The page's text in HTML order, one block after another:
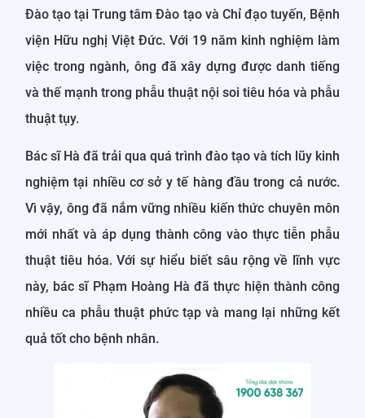
Đào tạo tại Trung tâm Đào tạo và Chỉ đạo tuyến, Bệnh
viện Hữu nghị Việt Đức. Với 19 năm kinh nghiệm làm
việc trong ngành, ông đã xây dựng được danh tiếng
và thế mạnh trong phẫu thuật nội soi tiêu hóa và phẫu
thuật tụy.
Bác sĩ Hà đã trải qua quá trình đào tạo và tích lũy kinh
nghiệm tại nhiều cơ sở y tế hàng đầu trong cả nước.
Vì vậy, ông đã nắm vững nhiều kiến thức chuyên môn
mới nhất và áp dụng thành công vào thực tiễn phẫu
thuật tiêu hóa. Với sự hiểu biết sâu rộng về lĩnh vực
này, bác sĩ Phạm Hoàng Hà đã thực hiện thành công
nhiều ca phẫu thuật phức tạp và mang lại những kết
quả tốt cho bệnh nhân.